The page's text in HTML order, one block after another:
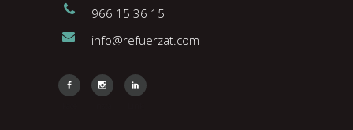
966 15 36 15
info@refuerzat.com